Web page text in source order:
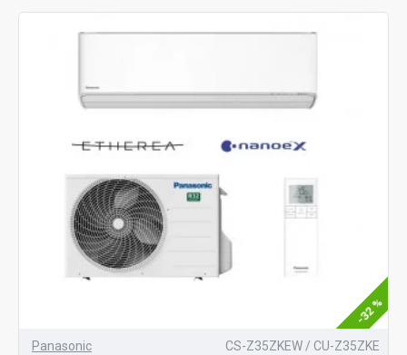
-32 %
Panasonic CS-Z35ZKEW / CU-Z35ZKE